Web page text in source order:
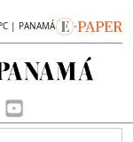
| PANAMÁ